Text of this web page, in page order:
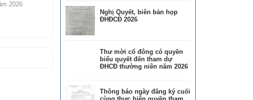
2026
Nghị Quyết, biên bản họp
ĐHĐCĐ 2026
Thư mời cổ đông có quyền
biểu quyết đến tham dự
ĐHCĐ thường niên năm 2026
Thông báo ngày đăng ký cuối